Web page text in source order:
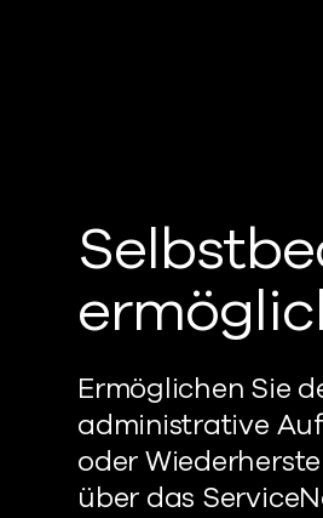
Ermöglichen Sie
administrative
oder
über das